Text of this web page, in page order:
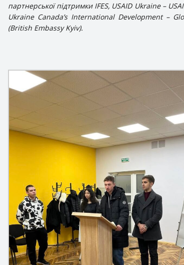
партнерської підтримки IFES, USAID Ukraine –
Ukraine Canada’s International Development –
(British Embassy Kyiv).